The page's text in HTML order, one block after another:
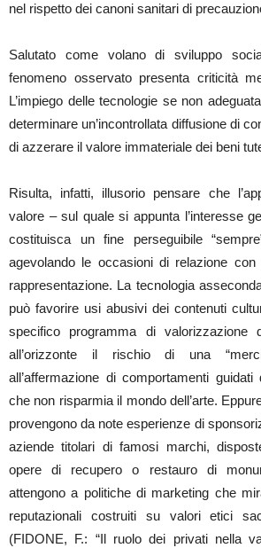
nel rispetto dei canoni sanitari di
Salutato come volano di sviluppo
fenomeno osservato presenta criticità
L’impiego delle tecnologie se non
determinare un’incontrollata diffusione di
di azzerare il valore immateriale dei beni
Risulta, infatti, illusorio pensare che
valore – sul quale si appunta l’interesse
costituisca un fine perseguibile
agevolando le occasioni di relazione
rappresentazione. La tecnologia
può favorire usi abusivi dei contenuti
specifico programma di valorizzazione
all’orizzonte il rischio di una
all’affermazione di comportamenti guidati
che non risparmia il mondo dell’arte.
provengono da note esperienze di
aziende titolari di famosi marchi,
opere di recupero o restauro di
attengono a politiche di marketing che
reputazionali costruiti su valori etici
(FIDONE, F.: “Il ruolo dei privati nella